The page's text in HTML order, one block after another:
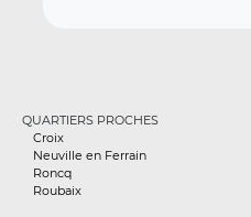
QUARTIERS PROCHES
Croix
Neuville en Ferrain
Roncq
Roubaix